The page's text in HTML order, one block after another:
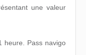
une valeur
heure. Pass navigo